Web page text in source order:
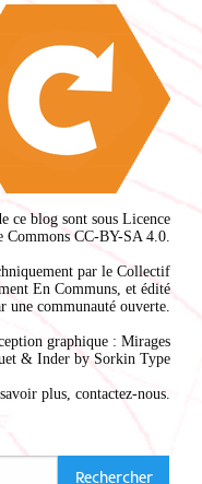
ce blog sont sous Licence
Commons CC-BY-SA 4.0.
par le Collectif
En Communs, et édité
une communauté ouverte.
graphique : Mirages
t & Inder by Sorkin Type
plus, contactez-nous.